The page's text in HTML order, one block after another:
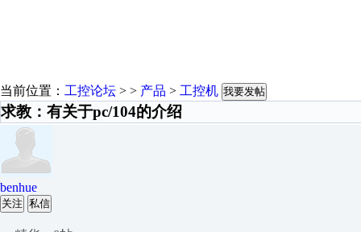
当前位置： 工控论坛 > > 产品 > 工控机 我要发帖
求教：有关于pc/104的介绍
benhue
关注 私信